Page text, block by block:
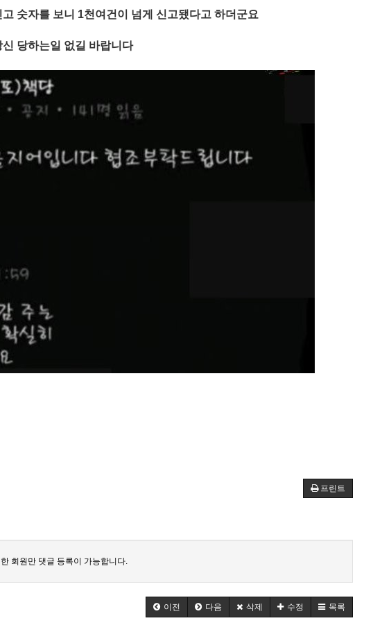
숫자를 보니 1천여건이 넘게 신고됐다고 하더군요
신 당하는일 없길 바랍니다
프린트
회원만 댓글 등록이 가능합니다.
이전 다음 삭제 수정 목록